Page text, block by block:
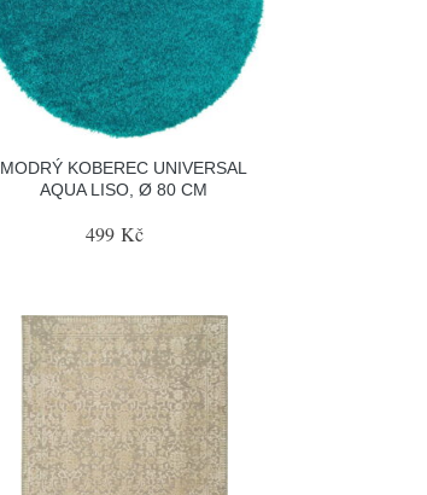
MODRÝ KOBEREC UNIVERSAL
AQUA LISO, Ø 80 CM
499 Kč